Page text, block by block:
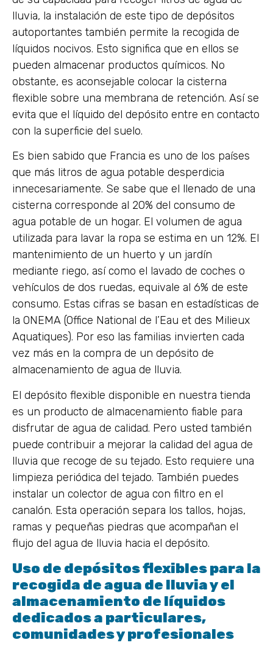
lluvia, la instalación de este tipo de depósitos
autoportantes también permite la recogida de
líquidos nocivos. Esto significa que en ellos se
pueden almacenar productos químicos. No
obstante, es aconsejable colocar la cisterna
flexible sobre una membrana de retención. Así se
evita que el líquido del depósito entre en contacto
con la superficie del suelo.
Es bien sabido que Francia es uno de los países
que más litros de agua potable desperdicia
innecesariamente. Se sabe que el llenado de una
cisterna corresponde al 20% del consumo de
agua potable de un hogar. El volumen de agua
utilizada para lavar la ropa se estima en un 12%. El
mantenimiento de un huerto y un jardín
mediante riego, así como el lavado de coches o
vehículos de dos ruedas, equivale al 6% de este
consumo. Estas cifras se basan en estadísticas de
la ONEMA (Office National de l’Eau et des Milieux
Aquatiques). Por eso las familias invierten cada
vez más en la compra de un depósito de
almacenamiento de agua de lluvia.
El depósito flexible disponible en nuestra tienda
es un producto de almacenamiento fiable para
disfrutar de agua de calidad. Pero usted también
puede contribuir a mejorar la calidad del agua de
lluvia que recoge de su tejado. Esto requiere una
limpieza periódica del tejado. También puedes
instalar un colector de agua con filtro en el
canalón. Esta operación separa los tallos, hojas,
ramas y pequeñas piedras que acompañan el
flujo del agua de lluvia hacia el depósito.
Uso de depósitos flexibles para la
recogida de agua de lluvia y el
almacenamiento de líquidos
dedicados a particulares,
comunidades y profesionales